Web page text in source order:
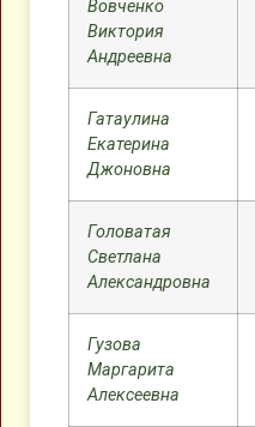
Вовченко
Виктория
Андреевна
Гатаулина
Екатерина
Джоновна
Головатая
Светлана
Александровна
Гузова
Маргарита
Алексеевна